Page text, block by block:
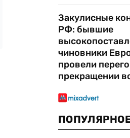
Закулисные
РФ: бывшие
чиновники
провели
прекращении